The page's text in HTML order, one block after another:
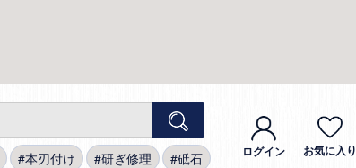
本刃付け 研ぎ修理 砥石 ログイン お気に入り